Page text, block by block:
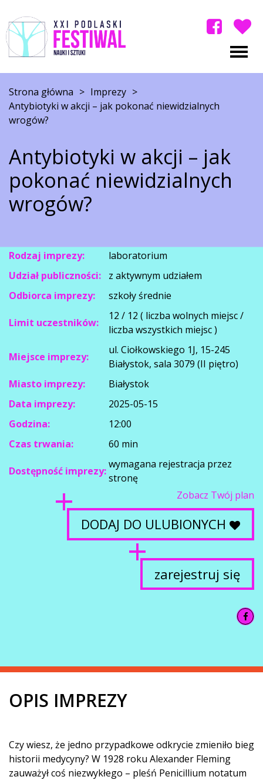
Strona główna > Imprezy >
Antybiotyki w akcji – jak pokonać niewidzialnych
wrogów?
Antybiotyki w akcji – jak
pokonać niewidzialnych
wrogów?
Rodzaj imprezy:
laboratorium
Udział publiczności:
z aktywnym udziałem
Odbiorca imprezy:
szkoły średnie
Limit uczestników:
12 / 12 ( liczba wolnych miejsc /
liczba wszystkich miejsc )
Miejsce imprezy:
ul. Ciołkowskiego 1J, 15-245
Białystok, sala 3079 (II piętro)
Miasto imprezy:
Białystok
Data imprezy:
2025-05-15
Godzina:
12:00
Czas trwania:
60 min
Dostępność imprezy:
wymagana rejestracja przez
stronę
Zobacz Twój plan
DODAJ DO ULUBIONYCH
zarejestruj się
OPIS IMPREZY
Czy wiesz, że jedno przypadkowe odkrycie zmieniło bieg
historii medycyny? W 1928 roku Alexander Fleming
zauważył coś niezwykłego – pleśń Penicillium notatum